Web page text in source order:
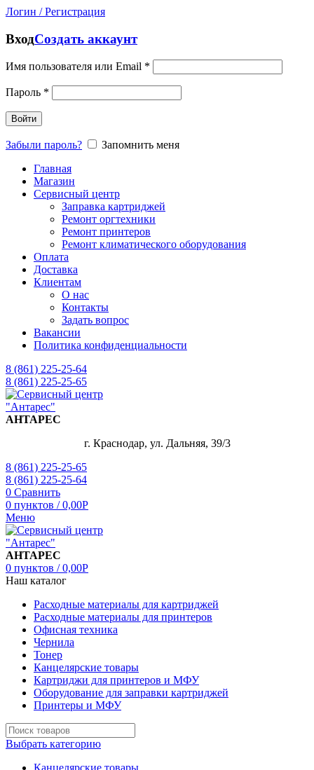
Логин / Регистрация
ВходСоздать аккаунт
Имя пользователя или Email *
Пароль *
Войти
Забыли пароль?
Запомнить меня
Главная
Магазин
Сервисный центр
Заправка картриджей
Ремонт оргтехники
Ремонт принтеров
Ремонт климатического оборудования
Оплата
Доставка
Клиентам
О нас
Контакты
Задать вопрос
Вакансии
Политика конфиденциальности
8 (861) 225-25-64
8 (861) 225-25-65
АНТАРЕС
г. Краснодар, ул. Дальняя, 39/3
8 (861) 225-25-65
8 (861) 225-25-64
0 Сравнить
0 пунктов / 0,00Р
Меню
АНТАРЕС
0 пунктов / 0,00Р
Наш каталог
Расходные материалы для картриджей
Расходные материалы для принтеров
Офисная техника
Чернила
Тонер
Канцелярские товары
Картриджи для принтеров и МФУ
Оборудование для заправки картриджей
Принтеры и МФУ
Выбрать категорию